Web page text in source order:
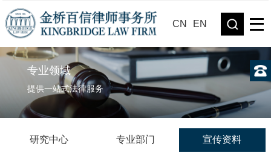
CN EN
专业领域
提供一站式法律服务
研究中心 专业部门 宣传资料